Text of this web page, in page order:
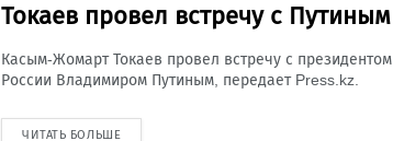
Токаев провел встречу с Путиным
Касым-Жомарт Токаев провел встречу с президентом
России Владимиром Путиным, передает Press.kz.
ЧИТАТЬ БОЛЬШЕ